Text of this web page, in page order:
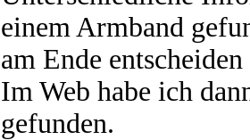
einem Armband
am Ende
Im Web habe ich
gefunden.